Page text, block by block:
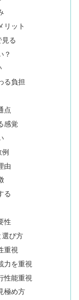
リット
る
？
る負担
点
感覚
由
る
性
選び方
重視
力を重視
性能重視
極め方